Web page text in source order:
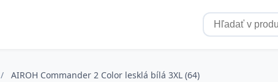
/ AIROH Commander 2 Color lesklá bílá 3XL (64)